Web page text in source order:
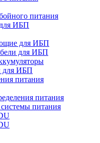
питания
ИБП
для ИБП
для ИБП
для ИБП
питания
питания
питания